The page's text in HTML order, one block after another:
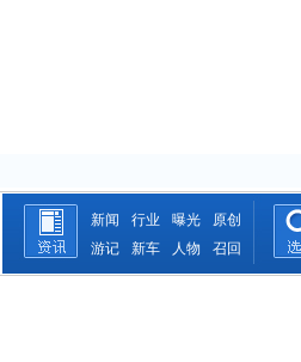
新闻 行业 曝光
原创
游记
新车 人物 召回